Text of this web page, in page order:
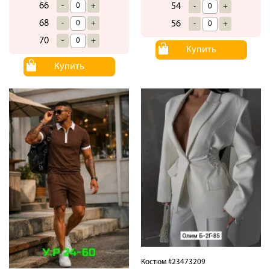
66 - +
68 - +
70 - +
Купить
54 - +
56 - +
Купить
Костюм #23473209